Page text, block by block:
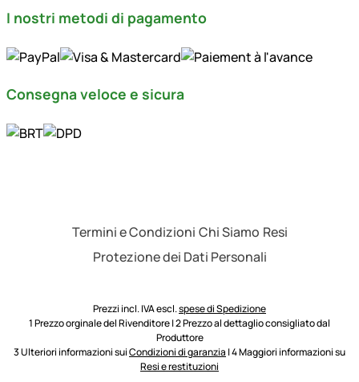
I nostri metodi di pagamento
Consegna veloce e sicura
Termini e Condizioni Chi Siamo Resi
Protezione dei Dati Personali
Prezzi incl. IVA escl.spese di Spedizione
1 Prezzo orginale del Rivenditore | 2 Prezzo al dettaglio consigliato dal
Produttore
3 Ulteriori informazioni suiCondizioni di garanzia | 4 Maggiori informazioni su
Resi e restituzioni